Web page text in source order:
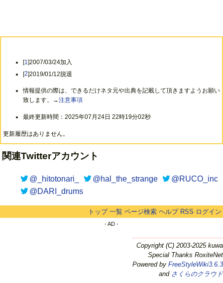
[1]2007/03/24加入
[2]2019/01/12脱退
情報提供の際は、できるだけネタ元や出典を記載して頂きますようお願い
致します。→注意事項
最終更新時間：2025年07月24日 22時19分02秒
更新履歴はありません。
関連Twitterアカウント
@_hitotonari_ @hal_the_strange
@RUCO_inc
@DARI_drums
トップ 一覧 ページ検索 ヘルプ RSS ログイン
- AD -
Copyright (C) 2003-2025 kuwa
Special Thanks RoxiteNet
Powered by FreeStyleWiki3.6.3
and さくらのクラウド